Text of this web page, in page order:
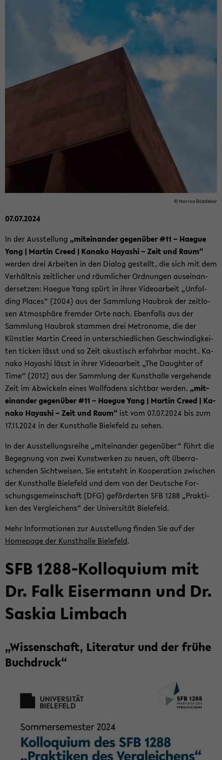
© Ma­ri­na Böd­de­ker
07.07.2024
In der Aus­stel­lung „mit­ein­an­der ge­gen­über #11 – Ha­e­gue
Yang | Mar­tin Creed | Ka­na­ko Ha­ya­shi – Zeit und Raum“
wer­den drei Ar­bei­ten in den Dia­log ge­stellt, die sich mit dem
Ver­hält­nis zeit­li­cher und räum­li­cher Ord­nun­gen aus­ein­an­
der­set­zen: Ha­e­gue Yang spürt in ihrer Vi­deo­ar­beit „Un­fol­
ding Places“ (2004) aus der Samm­lung Hau­brok der zeit­lo­
sen At­mo­sphä­re frem­der Orte nach. Eben­falls aus der
Samm­lung Hau­brok stam­men drei Me­tro­no­me, die der
Künst­ler Mar­tin Creed in un­ter­schied­li­chen Ge­schwin­dig­kei­
ten ti­cken lässt und so Zeit akus­tisch er­fahr­bar macht. Ka­
na­ko Ha­ya­shi lässt in ihrer Vi­deo­ar­beit „The Daugh­ter of
Time“ (2012) aus der Samm­lung der Kunst­hal­le ver­ge­hen­de
Zeit im Ab­wi­ckeln eines Woll­fa­dens sicht­bar wer­den. „mit­
ein­an­der ge­gen­über #11 – Ha­e­gue Yang | Mar­tin Creed | Ka­
na­ko Ha­ya­shi – Zeit und Raum“ ist vom 07.07.2024 bis zum
17.11.2024 in der Kunst­hal­le Bie­le­feld zu sehen.
In der Aus­stel­lungs­rei­he „mit­ein­an­der ge­gen­über“ führt die
Be­geg­nung von zwei Kunst­wer­ken zu neuen, oft über­ra­
schen­den Sicht­wei­sen. Sie ent­steht in Ko­ope­ra­ti­on zwi­schen
der Kunst­hal­le Bie­le­feld und dem von der Deut­sche For­
schungs­ge­mein­schaft (DFG) ge­för­der­ten SFB 1288 „Prak­ti­
ken des Ver­glei­chens“ der Uni­ver­si­tät Bie­le­feld.
Mehr In­for­ma­tio­nen zur Aus­stel­lung fin­den Sie auf der
Home­page der Kunst­hal­le Bie­le­feld.
SFB 1288-​Kolloquium mit
Dr. Falk Eis­er­mann und Dr.
Sas­kia Lim­bach
„Wis­sen­schaft, Li­te­ra­tur und der frühe
Buch­druck“